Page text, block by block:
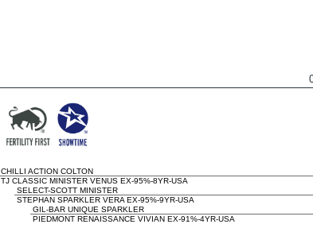
CHILLI ACTION COLTON
TJ CLASSIC MINISTER VENUS EX-95%-8YR-USA
SELECT-SCOTT MINISTER
STEPHAN SPARKLER VERA EX-95%-9YR-USA
GIL-BAR UNIQUE SPARKLER
PIEDMONT RENAISSANCE VIVIAN EX-91%-4YR-USA